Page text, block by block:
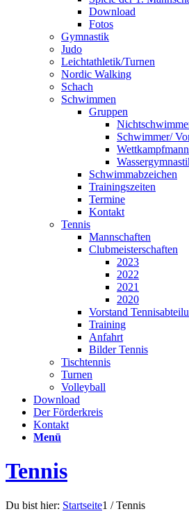
Download
Fotos
Gymnastik
Judo
Leichtathletik/Turnen
Nordic Walking
Schach
Schwimmen
Gruppen
Schwimmer/
Schwimmabzeichen
Trainingszeiten
Termine
Kontakt
Tennis
Mannschaften
Clubmeisterschaften
2023
2022
2021
2020
Vorstand
Training
Anfahrt
Bilder Tennis
Tischtennis
Turnen
Volleyball
Download
Der Förderkreis
Kontakt
Menü
Tennis
Du bist hier: Startseite1 / Tennis